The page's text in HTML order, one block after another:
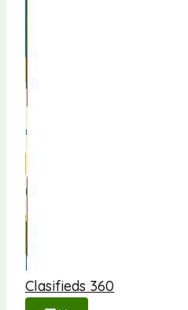
Clasifieds 360